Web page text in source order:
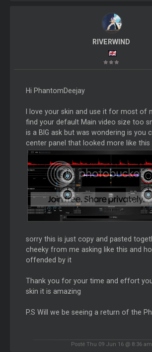
RIVERWIND
Hi PhantomDeejay
I love your skin and use it for most of
find your default Main video size too
is a BIG ask but was wondering is you
center panel that looked more like this
sorry this is just copy and pasted
cheeky from me asking like this and
offended by it
Thank you for your time and effort
skin it is amazing
P.S Will we be seeing a return of the
Posté Thu 09 Jun 16 @ 8:36 am